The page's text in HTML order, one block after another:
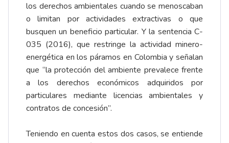
los derechos ambientales cuando se menoscaban
o limitan por actividades extractivas o que
busquen un beneficio particular. Y la sentencia C-
035 (2016), que restringe la actividad minero-
energética en los páramos en Colombia y señalan
que “la protección del ambiente prevalece frente
a los derechos económicos adquiridos por
particulares mediante licencias ambientales y
contratos de concesión”.
Teniendo en cuenta estos dos casos, se entiende